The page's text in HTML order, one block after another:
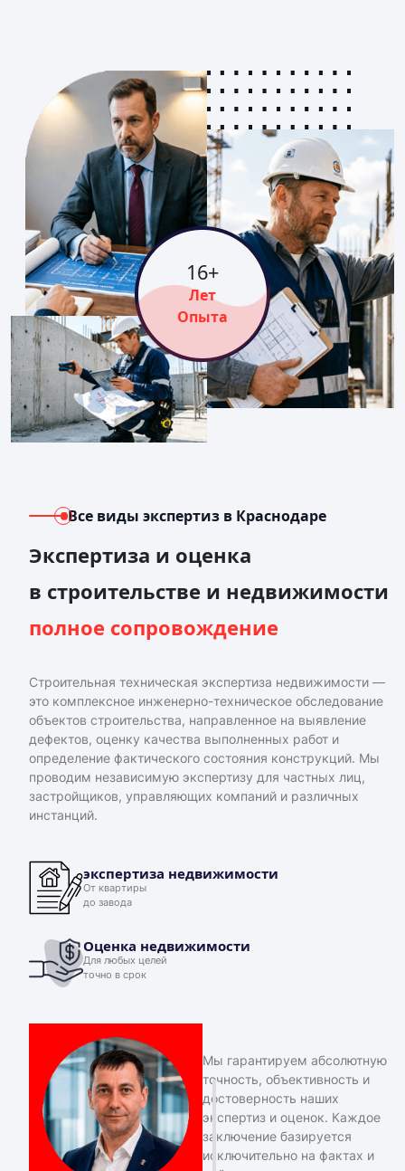
16+
Лет
Опыта
Все виды экспертиз в Краснодаре
Экспертиза и оценка
в строительстве и недвижимости
полное сопровождение
Строительная техническая экспертиза недвижимости —
это комплексное инженерно-техническое обследование
объектов строительства, направленное на выявление
дефектов, оценку качества выполненных работ и
определение фактического состояния конструкций. Мы
проводим независимую экспертизу для частных лиц,
застройщиков, управляющих компаний и различных
инстанций.
экспертиза недвижимости
От квартиры
до завода
Оценка недвижимости
Для любых целей
точно в срок
Мы гарантируем абсолютную
точность, объективность и
достоверность наших
экспертиз и оценок. Каждое
заключение базируется
исключительно на фактах и